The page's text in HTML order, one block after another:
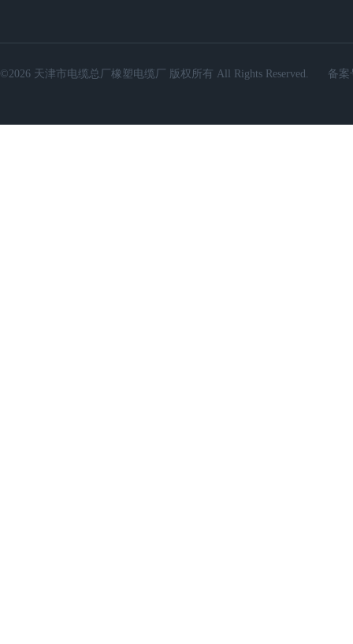
©2026 天津市电缆总厂橡塑电缆厂 版权所有 All Rights Reserved. 备案